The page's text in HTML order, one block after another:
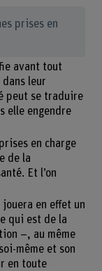
prises en
avant tout
leur
peut se traduire
elle engendre
en charge
de la
Et l’on
en effet un
qui est de la
–, au même
même et son
en toute